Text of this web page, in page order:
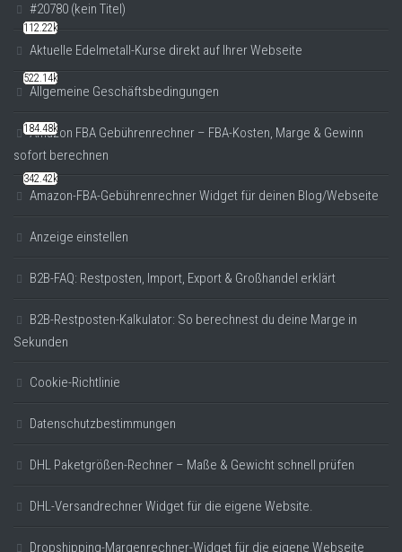
#20780 (kein Titel)
Aktuelle Edelmetall-Kurse direkt auf Ihrer Webseite
Allgemeine Geschäftsbedingungen
Amazon FBA Gebührenrechner – FBA-Kosten, Marge & Gewinn
sofort berechnen
Amazon-FBA-Gebührenrechner Widget für deinen Blog/Webseite
Anzeige einstellen
B2B-FAQ: Restposten, Import, Export & Großhandel erklärt
B2B-Restposten-Kalkulator: So berechnest du deine Marge in
Sekunden
Cookie-Richtlinie
Datenschutzbestimmungen
DHL Paketgrößen-Rechner – Maße & Gewicht schnell prüfen
DHL-Versandrechner Widget für die eigene Website.
Dropshipping-Margenrechner-Widget für die eigene Webseite
112.22k
522.14k
184.48k
342.42k